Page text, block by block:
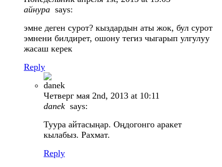
айнура says:
эмне деген сурот? кыздардын аты жок, бул сурот
эмнени билдирет, ошону тегиз чыгарып улгулуу
жасаш керек
Reply
Четверг мая 2nd, 2013 at 10:11
danek says:
Туура айтасыңар. Оңдогонго аракет
кылабыз. Рахмат.
Reply